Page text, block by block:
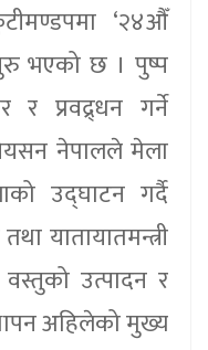
‘२४औँ
भएको छ । पुष्प
र प्रवद्र्धन गर्ने
नेपालले मेला
उद्घाटन गर्दै
यातायातमन्त्री
वस्तुको उत्पादन र
अहिलेको मुख्य